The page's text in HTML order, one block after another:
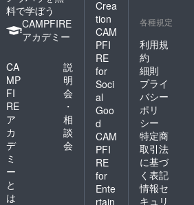
料で学ぼう
CAMPFIRE
アカデミー
CA
MP
FI
RE
ア
カ
デ
ミ
ー
と
は
説
明
会
・
相
談
会
Crea
tion
CAM
PFI
RE
for
Soci
al
Goo
d
CAM
PFI
RE
for
Ente
rtain
各種規定
利用規
約
細則
プライ
バシー
ポリ
シー
特定商
取引法
に基づ
く表記
情報セ
キュリ